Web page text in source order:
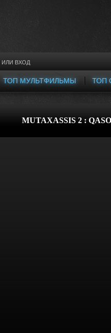
ИЛИ ВХОД
ТОП
ТОП МУЛЬТФИЛЬМЫ
MUTAXASSIS 2 :